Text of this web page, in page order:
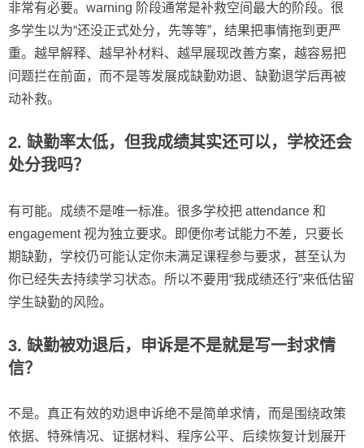
非常有必要。warning 阶段通常是补救空间最大的阶段。很
多学生以为“还没正式处分，先等等”，结果把事情拖到更严
重。越早解释、越早补材料、越早展现改善方案，越容易把
问题拦在前面，而不是等发展成缺勤劝退、缺勤退学后再被
动补救。
2. 缺勤率太低，但我成绩其实还可以，学校还会
处分我吗？
有可能。成绩不是唯一标准。很多学校把 attendance 和
engagement 视为独立要求。即便你考试能力不差，只要长
期缺勤，学校仍可能认定你未满足课程参与要求，甚至认为
你已经失去持续学习状态。所以不要用“我成绩还行”来低估留
学生缺勤的风险。
3. 缺勤被劝退后，申诉是不是就是写一封求情
信？
不是。真正有效的劝退申诉绝不是简单求情，而是围绕政策
依据、特殊情况、证据材料、程序公平、后续恢复计划展开